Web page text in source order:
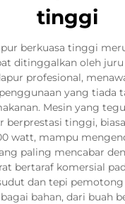
tinggi
berkuasa tinggi
ditinggalkan oleh
profesional,
yang tiada
Mesin yang
berprestasi tinggi,
watt, mampu
paling mencabar
bertaraf komersial
dan tepi
bahan, dari buah